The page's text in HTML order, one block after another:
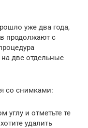
уже два года,
продолжают с
две отдельные
со снимками:
углу и отметьте те
удалить